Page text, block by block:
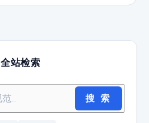
全站检索
搜 索